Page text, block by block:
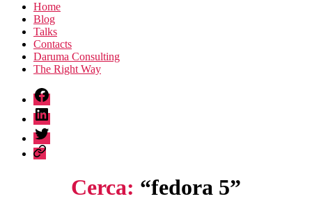
Home
Blog
Talks
Contacts
Daruma Consulting
The Right Way
fb
linkedin
twitter
sessionize
Cerca: “fedora 5”